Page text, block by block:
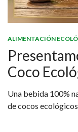
ALIMENTACIÓN
Coco
Una bebida 100%
de cocos